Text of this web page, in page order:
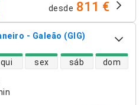
desde 811 €
- Galeão (GIG)
qui sex sáb dom